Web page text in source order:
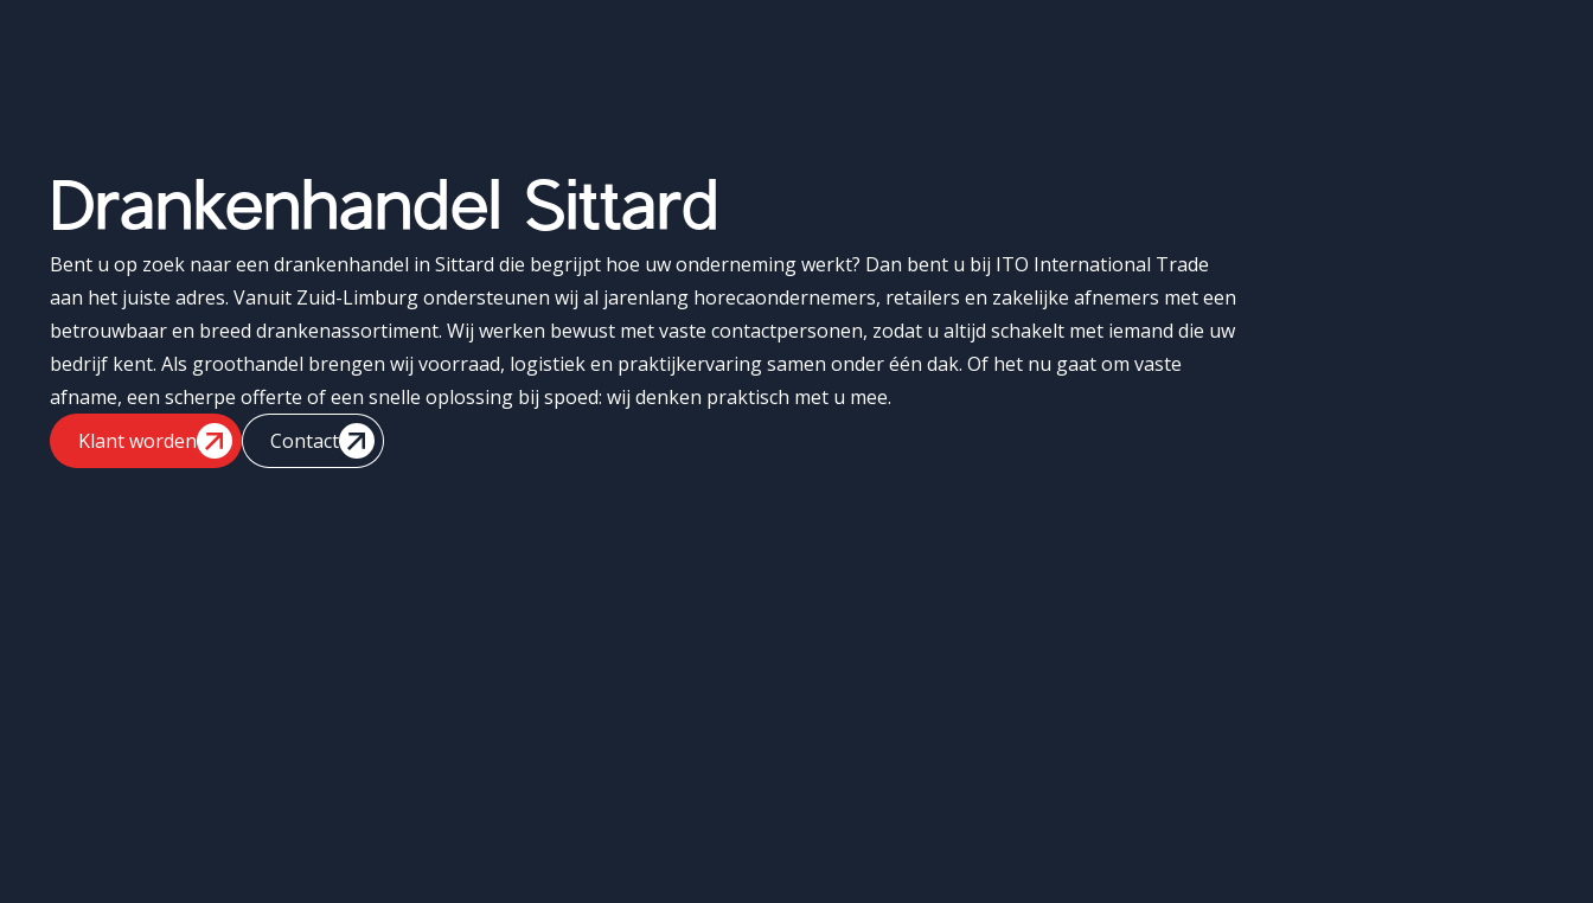
Drankenhandel Sittard
Bent u op zoek naar een drankenhandel in Sittard die begrijpt hoe uw onderneming werkt? Dan bent u bij ITO International Trade
aan het juiste adres. Vanuit Zuid-Limburg ondersteunen wij al jarenlang horecaondernemers, retailers en zakelijke afnemers met een
betrouwbaar en breed drankenassortiment. Wij werken bewust met vaste contactpersonen, zodat u altijd schakelt met iemand die uw
bedrijf kent. Als groothandel brengen wij voorraad, logistiek en praktijkervaring samen onder één dak. Of het nu gaat om vaste
afname, een scherpe offerte of een snelle oplossing bij spoed: wij denken praktisch met u mee.
Klant worden
Contact